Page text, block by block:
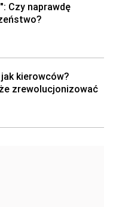
Czy naprawdę
kierowców?
zrewolucjonizować